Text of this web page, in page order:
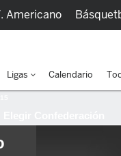
Americano
Ligas Calendario